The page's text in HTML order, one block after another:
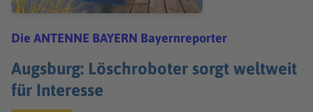
Die ANTENNE BAYERN Bayernreporter
Augsburg: Löschroboter sorgt weltweit
für Interesse